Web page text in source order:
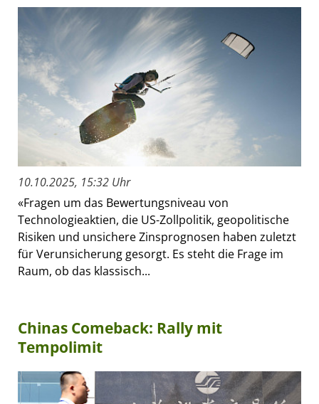
10.10.2025, 15:32 Uhr
«Fragen um das Bewertungsniveau von
Technologieaktien, die US-Zollpolitik, geopolitische
Risiken und unsichere Zinsprognosen haben zuletzt
für Verunsicherung gesorgt. Es steht die Frage im
Raum, ob das klassisch...
Chinas Comeback: Rally mit
Tempolimit